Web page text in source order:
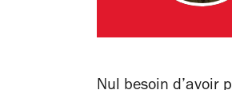
Nul besoin d’avoir